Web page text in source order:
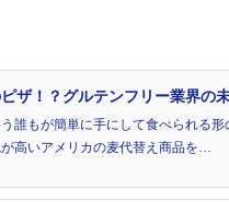
ザ！？グルテンフリー業界の
誰もが簡単に手にして食べられる
高いアメリカの麦代替え商品を…